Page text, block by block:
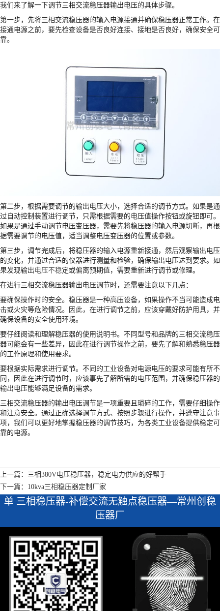
我们来了解一下调节三相交流稳压器输出电压的具体步骤。
第一步，先将三相交流稳压器的输入电源接通并确保稳压器正常工作。在
接通电源之前，要先检查设备是否良好连接、接地是否良好，确保安全可
靠。
第二步，根据需要调节的输出电压大小，选择合适的调节方式。如果是通
过自动控制装置进行调节，只需根据需要的电压值操作按钮或旋钮即可。
如果是通过手动调节电压变压器，需要先将稳压器的输入电源切断，再根
据需要调节的电压值，适当调整电压变压器的位置或参数。
第三步，调节完成后，将稳压器的输入电源重新接通，然后观察输出电压
的变化，并通过合适的仪器进行测量和检验，确保输出电压达到要求。如
果发现输出电压不稳定或偏离预期值，需要重新进行调节或修理。
在进行三相交流稳压器输出电压调节时，还需要注意以下几点：
要确保操作时的安全。稳压器是一种高压设备，如果操作不当可能造成电
击或火灾等危险情况。因此，在进行调节之前，应该穿戴好防护用具，并
确保设备的安全使用环境。
要仔细阅读和理解稳压器的使用说明书。不同型号和品牌的三相交流稳压
器可能会有一些差异，因此在进行调节操作之前，要先了解和熟悉稳压器
的工作原理和使用要求。
要根据实际需求进行调节。不同的工业设备对电源电压的要求可能有所不
同，因此在进行调节时，应该事先了解所需的电压范围，并确保稳压器的
输出电压能够满足设备的需求。
三相交流稳压器的输出电压调节是一项重要且琐碎的工作，需要仔细操作
和注意安全。通过正确选择调节方式、按照步骤进行操作，并遵守注意事
项，我们可以更好地掌握稳压器的调节技巧，为各类工业设备提供稳定可
靠的电源。
上一篇：三相380V电压稳压器，稳定电力供应的好帮手
下一篇：10kva三相稳压器定制厂家
单 三相稳压器-补偿交流无触点稳压器—常州创稳
压器厂